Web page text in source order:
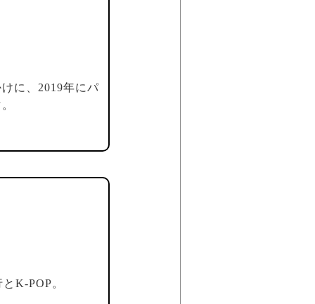
に、2019年にパ
K-POP。